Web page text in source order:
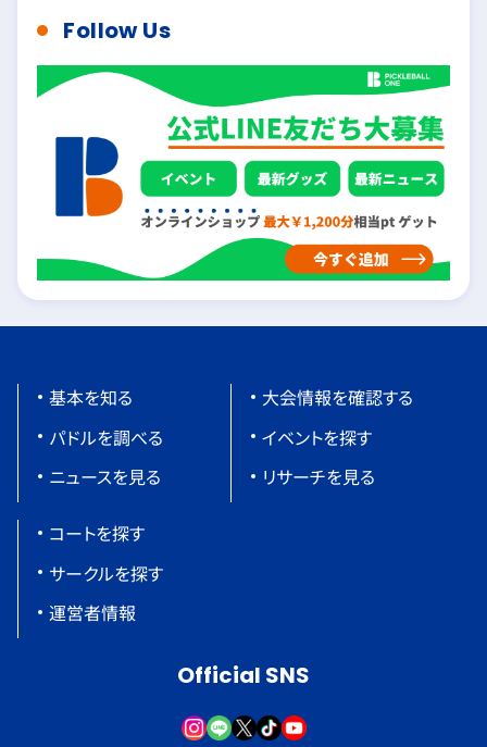
Follow Us
基本を知る
パドルを調べる
ニュースを見る
大会情報を確認する
イベントを探す
リサーチを見る
コートを探す
サークルを探す
運営者情報
Official SNS